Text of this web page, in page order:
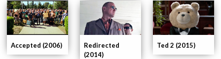
Ted 2 (2015)
Redirected
(2014)
Accepted (2006)